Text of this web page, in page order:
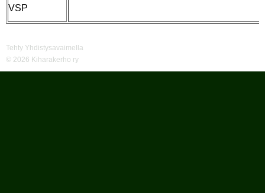
VSP
Tehty Yhdistysavaimella
© 2026 Kiharakerho ry